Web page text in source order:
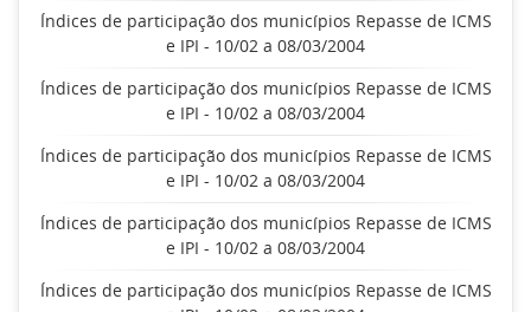
Índices de participação dos municípios Repasse de ICMS
e IPI - 10/02 a 08/03/2004
Índices de participação dos municípios Repasse de ICMS
e IPI - 10/02 a 08/03/2004
Índices de participação dos municípios Repasse de ICMS
e IPI - 10/02 a 08/03/2004
Índices de participação dos municípios Repasse de ICMS
e IPI - 10/02 a 08/03/2004
Índices de participação dos municípios Repasse de ICMS